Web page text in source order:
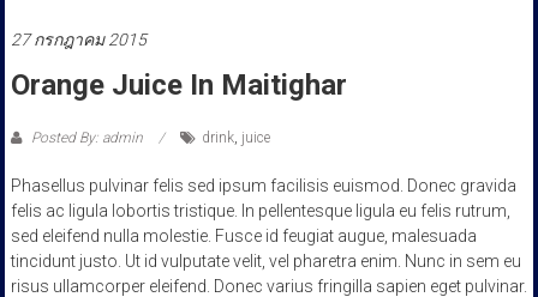
27 กรกฎาคม 2015
Orange Juice In Maitighar
Posted By: admin drink, juice
Phasellus pulvinar felis sed ipsum facilisis euismod. Donec gravida
felis ac ligula lobortis tristique. In pellentesque ligula eu felis rutrum,
sed eleifend nulla molestie. Fusce id feugiat augue, malesuada
tincidunt justo. Ut id vulputate velit, vel pharetra enim. Nunc in sem eu
risus ullamcorper eleifend. Donec varius fringilla sapien eget pulvinar.